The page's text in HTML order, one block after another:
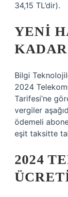
34,15 TL’dir).
YENI
KADAR
Bilgi
2024
Tarifesi’ne
vergiler
ödemeli
eşit taksitte
2024